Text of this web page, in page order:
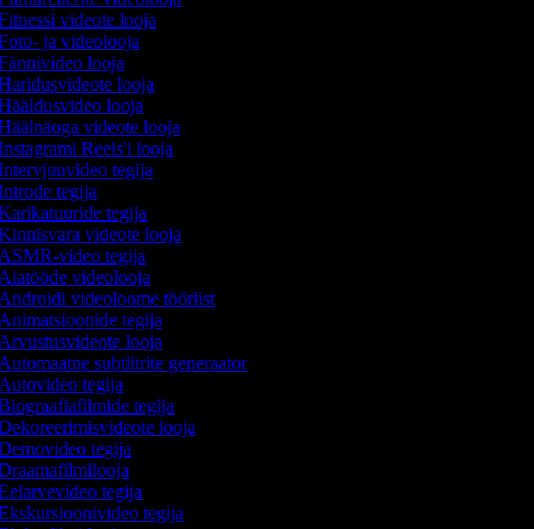
videote looja
ja videolooja
looja
looja
looja
videote looja
Reels'i looja
tegija
tegija
tegija
videote looja
video tegija
videolooja
videoloome tööriist
tegija
looja
subtiitrite generaator
tegija
tegija
looja
tegija
tegija
tegija